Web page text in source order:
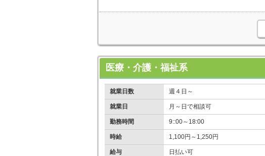
医療・介護・福祉系
就業日数 週４日～
就業日 月～日で相談可
勤務時間 9::00～18:00
時給 1,100円～1,250円
給与 日払い可